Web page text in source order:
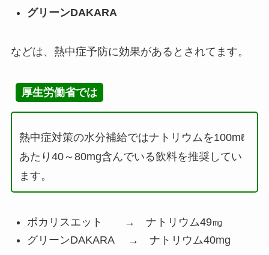
グリーンDAKARA
などは、熱中症予防に効果があるとされてます。
厚生労働省では
熱中症対策の水分補給ではナトリウムを100mℓ
あたり40～80mg含んでいる飲料を推奨してい
ます。
ポカリスエット → ナトリウム49㎎
グリーンDAKARA → ナトリウム40mg